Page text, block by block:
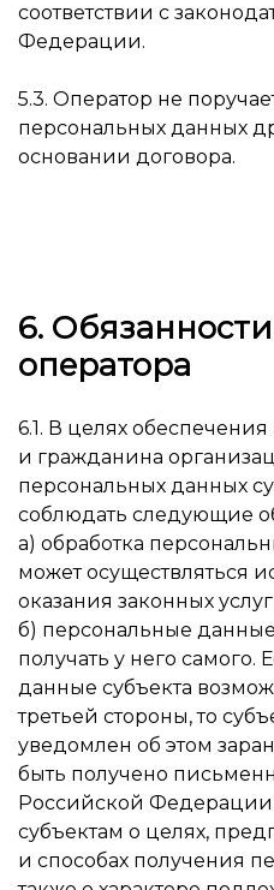
соответствии с
Федерации.
5.3. Оператор не
персональных данных
основании договора.
6.
оператора
6.1. В целях
и гражданина
персональных данных
соблюдать следующие
а) обработка
может осуществляться
оказания законных
б) персональные данные
получать у него самого.
данные субъекта
третьей стороны, то
уведомлен об этом
быть получено
Российской
субъектам о целях,
и способах получения